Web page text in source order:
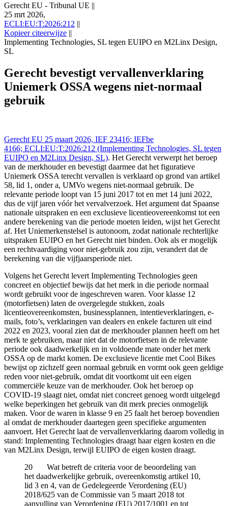
Gerecht EU - Tribunal UE ||
25 mrt 2026,
ECLI:EU:T:2026:212 ||
Kopieer citeerwijze ||
Implementing Technologies, SL tegen EUIPO en M2Linx Design,
SL
ECLI:EU:T:2026:212 (Implementing Technologies, SL tegen
EUIPO en M2Linx Design, SL), https://redactie-
delex.cshark.nl/artikelen/gerecht-bevestigt-vervallenverklaring-
uniemerk-ossa-wegens-niet-normaal-gebruik
Gerecht bevestigt vervallenverklaring
Uniemerk OSSA wegens niet-normaal
gebruik
Gerecht EU 25 maart 2026, IEF 23416; IEFbe
4166; ECLI:EU:T:2026:212 (Implementing Technologies, SL tegen
EUIPO en M2Linx Design, SL). Het Gerecht verwerpt het beroep
van de merkhouder en bevestigt daarmee dat het figuratieve
Uniemerk OSSA terecht vervallen is verklaard op grond van artikel
58, lid 1, onder a, UMVo wegens niet-normaal gebruik. De
relevante periode loopt van 15 juni 2017 tot en met 14 juni 2022,
dus de vijf jaren vóór het vervalverzoek. Het argument dat Spaanse
nationale uitspraken en een exclusieve licentieovereenkomst tot een
andere berekening van die periode moeten leiden, wijst het Gerecht
af. Het Uniemerkenstelsel is autonoom, zodat nationale rechterlijke
uitspraken EUIPO en het Gerecht niet binden. Ook als er mogelijk
een rechtvaardiging voor niet-gebruik zou zijn, verandert dat de
berekening van die vijfjaarsperiode niet.
Volgens het Gerecht levert Implementing Technologies geen
concreet en objectief bewijs dat het merk in die periode normaal
wordt gebruikt voor de ingeschreven waren. Voor klasse 12
(motorfietsen) laten de overgelegde stukken, zoals
licentieovereenkomsten, businessplannen, intentieverklaringen, e-
mails, foto’s, verklaringen van dealers en enkele facturen uit eind
2022 en 2023, vooral zien dat de merkhouder plannen heeft om het
merk te gebruiken, maar niet dat de motorfietsen in de relevante
periode ook daadwerkelijk en in voldoende mate onder het merk
OSSA op de markt komen. De exclusieve licentie met Cool Bikes
bewijst op zichzelf geen normaal gebruik en vormt ook geen geldige
reden voor niet-gebruik, omdat dit voortkomt uit een eigen
commerciële keuze van de merkhouder. Ook het beroep op
COVID-19 slaagt niet, omdat niet concreet genoeg wordt uitgelegd
welke beperkingen het gebruik van dit merk precies onmogelijk
maken. Voor de waren in klasse 9 en 25 faalt het beroep bovendien
al omdat de merkhouder daartegen geen specifieke argumenten
aanvoert. Het Gerecht laat de vervallenverklaring daarom volledig in
stand: Implementing Technologies draagt haar eigen kosten en die
van M2Linx Design, terwijl EUIPO de eigen kosten draagt.
20 Wat betreft de criteria voor de beoordeling van
het daadwerkelijke gebruik, overeenkomstig artikel 10,
lid 3 en 4, van de Gedelegeerde Verordening (EU)
2018/625 van de Commissie van 5 maart 2018 tot
aanvulling van Verordening (EU) 2017/1001 en tot